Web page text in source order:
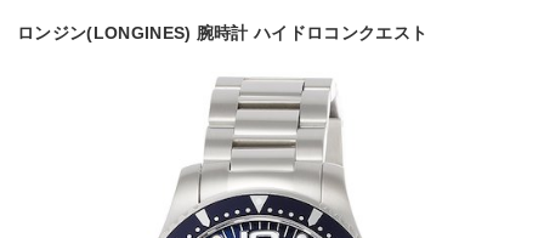
ロンジン(LONGINES) 腕時計 ハイドロコンクエスト